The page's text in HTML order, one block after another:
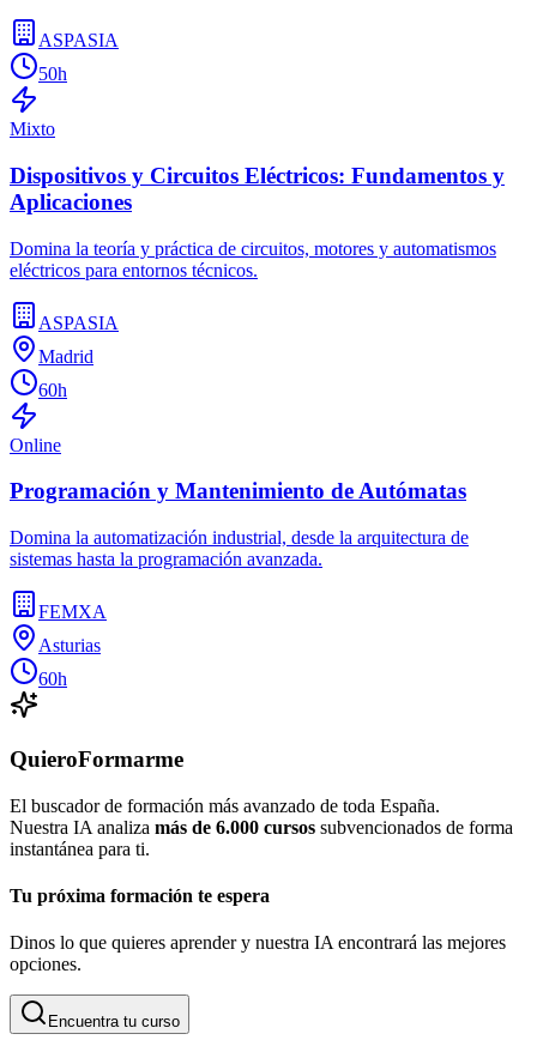
ASPASIA
50h
Mixto
Dispositivos y Circuitos Eléctricos: Fundamentos y
Aplicaciones
Domina la teoría y práctica de circuitos, motores y automatismos
eléctricos para entornos técnicos.
ASPASIA
Madrid
60h
Online
Programación y Mantenimiento de Autómatas
Domina la automatización industrial, desde la arquitectura de
sistemas hasta la programación avanzada.
FEMXA
Asturias
60h
QuieroFormarme
El buscador de formación más avanzado de toda España.
Nuestra IA analiza más de 6.000 cursos subvencionados de forma
instantánea para ti.
Tu próxima formación te espera
Dinos lo que quieres aprender y nuestra IA encontrará las mejores
opciones.
Encuentra tu curso